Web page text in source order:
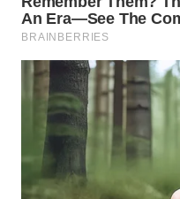
WN
KARAWANG
WN
BEKASI
WN
BOGOR